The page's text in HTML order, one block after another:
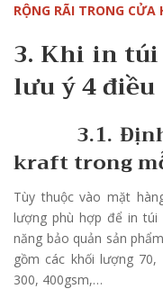
RỘNG RÃI TRONG CỬA
3. Khi in
lưu ý 4 điều
3.1. Định
kraft trong
Tùy thuộc vào mặt
lượng phù hợp để in
năng bảo quản sản
gồm các khối lượng
300, 400gsm,…